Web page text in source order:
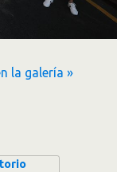
la galería »